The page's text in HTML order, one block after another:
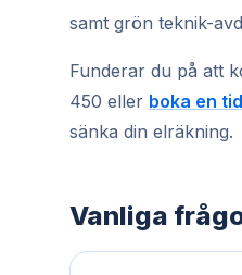
samt grön teknik-
Funderar du på att
450 eller boka en
sänka din elräkning.
Vanliga